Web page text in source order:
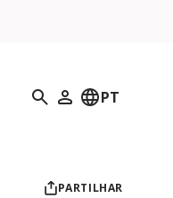
Pesquisar
O meu perfil
PT
PARTILHAR